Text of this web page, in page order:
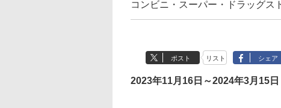
コンビニ・スーパー・ドラッグス
ポスト リスト シェア
2023年11月16日～2024年3月15日